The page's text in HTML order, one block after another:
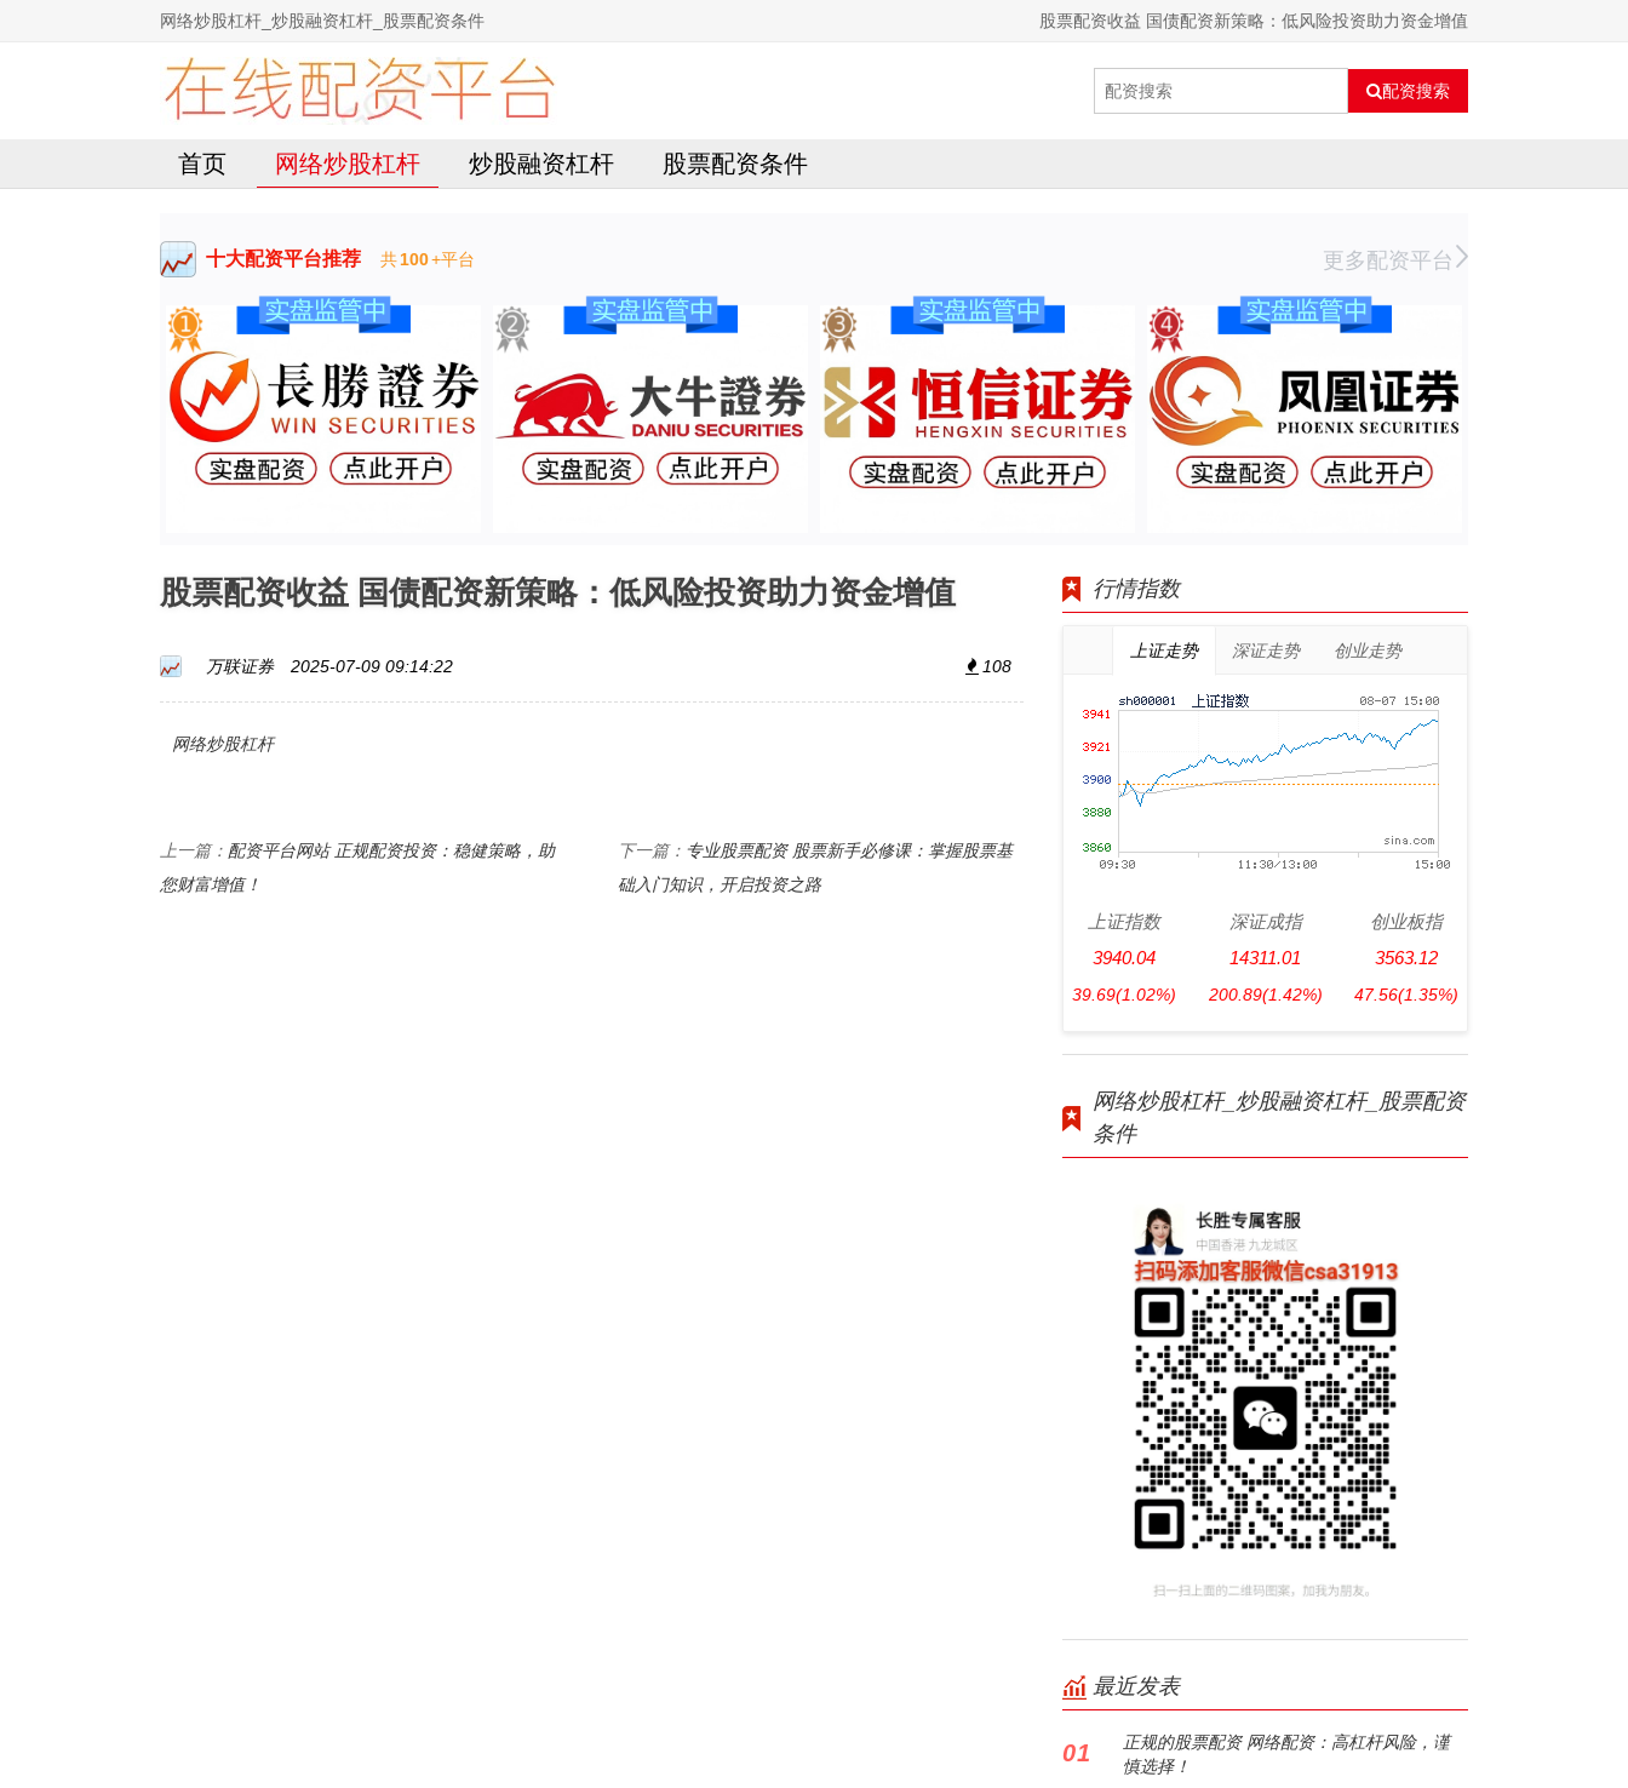
网络炒股杠杆_炒股融资杠杆_股票配资条件 股票配资收益 国债配资新策略：低风险投资助力资金增值
配资搜索
首页 网络炒股杠杆 炒股融资杠杆 股票配资条件
十大配资平台推荐 共100+平台 更多配资平台
股票配资收益 国债配资新策略：低风险投资助力资金增值
万联证券 2025-07-09 09:14:22 108
网络炒股杠杆
上一篇： 配资平台网站 正规配资投资：稳健策略，助
您财富增值！
下一篇： 专业股票配资 股票新手必修课：掌握股票基
础入门知识，开启投资之路
行情指数
上证走势 深证走势 创业走势
上证指数
3940.04
39.69(1.02%)
深证成指
14311.01
200.89(1.42%)
创业板指
3563.12
47.56(1.35%)
网络炒股杠杆_炒股融资杠杆_股票配资
条件
最近发表
01
正规的股票配资 网络配资：高杠杆风险，谨
慎选择！